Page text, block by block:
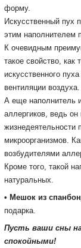
форму.
Искусственный пух
этим наполнителем
К очевидным
такое свойство, как
искусственного
вентиляции воздуха.
А еще наполнитель
аллергиков, ведь
микроорганизмов.
возбудителями
Кроме того, такой
натуральных.
• Мешок из
подарка.
Пусть ваши сны
спокойными!